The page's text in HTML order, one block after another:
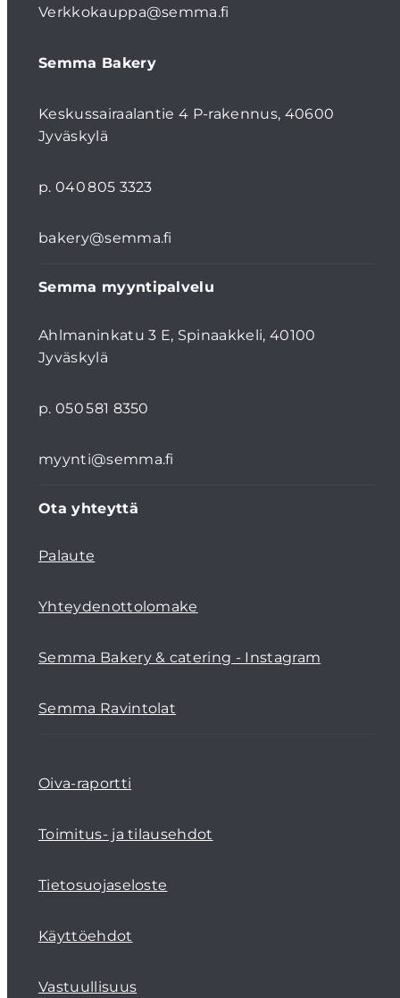
Verkkokauppa@semma.fi
Semma Bakery
Keskussairaalantie 4 P-rakennus, 40600
Jyväskylä
p. 040 805 3323
bakery@semma.fi
Semma myyntipalvelu
Ahlmaninkatu 3 E, Spinaakkeli, 40100
Jyväskylä
p. 050 581 8350
myynti@semma.fi
Ota yhteyttä
Palaute
Yhteydenottolomake
Semma Bakery & catering - Instagram
Semma Ravintolat
Oiva-raportti
Toimitus- ja tilausehdot
Tietosuojaseloste
Käyttöehdot
Vastuullisuus